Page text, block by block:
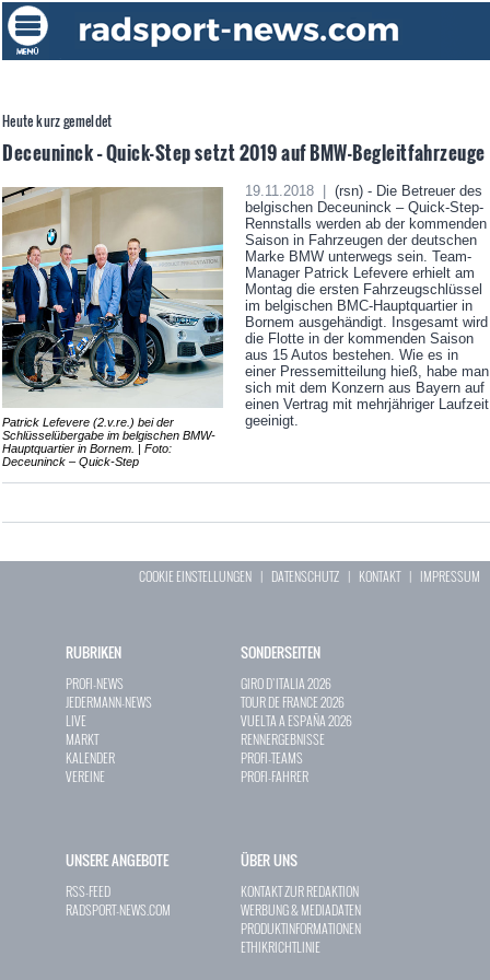
Heute kurz gemeldet
Deceuninck – Quick-Step setzt 2019 auf BMW-Begleitfahrzeuge
Patrick Lefevere (2.v.re.) bei der
Schlüsselübergabe im belgischen BMW-
Hauptquartier in Bornem. | Foto:
Deceuninck – Quick-Step
19.11.2018 |
(rsn) - Die Betreuer des
belgischen Deceuninck – Quick-Step-
Rennstalls werden ab der kommenden
Saison in Fahrzeugen der deutschen
Marke BMW unterwegs sein. Team-
Manager Patrick Lefevere erhielt am
Montag die ersten Fahrzeugschlüssel
im belgischen BMC-Hauptquartier in
Bornem ausgehändigt. Insgesamt wird
die Flotte in der kommenden Saison
aus 15 Autos bestehen. Wie es in
einer Pressemitteilung hieß, habe man
sich mit dem Konzern aus Bayern auf
einen Vertrag mit mehrjähriger Laufzeit
geeinigt.
COOKIE EINSTELLUNGEN | DATENSCHUTZ | KONTAKT| IMPRESSUM
RUBRIKEN
PROFI-NEWS
JEDERMANN-NEWS
LIVE
MARKT
KALENDER
VEREINE
SONDERSEITEN
GIRO D`ITALIA 2026
TOUR DE FRANCE 2026
VUELTA A ESPAÑA 2026
RENNERGEBNISSE
PROFI-TEAMS
PROFI-FAHRER
UNSERE ANGEBOTE
RSS-FEED
RADSPORT-NEWS.COM
ÜBER UNS
KONTAKT ZUR REDAKTION
WERBUNG & MEDIADATEN
PRODUKTINFORMATIONEN
ETHIKRICHTLINIE